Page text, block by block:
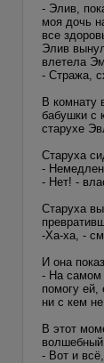
- Элив,
моя дочь
все
Элив
влетела
- Стража,
В комнату
бабушки с
старухе
Старуха
-
- Нет! -
Старуха
-Ха-ха, -
И она
- На самом
помогу ей,
ни с кем
В этот
волшебный
- Вот и